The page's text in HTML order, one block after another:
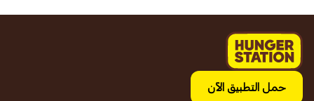
حمل التطبيق الآن